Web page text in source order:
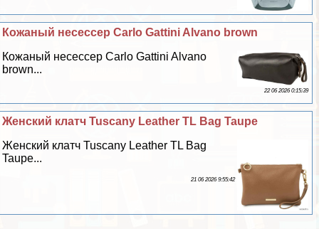
Кожаный несессер Carlo Gattini Alvano brown
Кожаный несессер Carlo Gattini Alvano
brown...
22 06 2026 0:15:39
Женский клатч Tuscany Leather TL Bag Taupe
Женский клатч Tuscany Leather TL Bag
Taupe...
21 06 2026 9:55:42